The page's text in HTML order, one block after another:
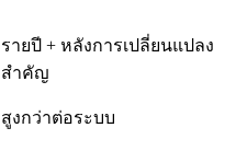
รายปี + หลังการเปลี่ยนแปลง
สำคัญ
สูงกว่าต่อระบบ